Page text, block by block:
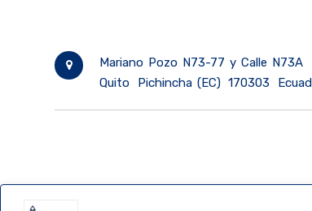
Mariano Pozo N73-77 y Calle N73A
Quito
Pichincha (EC) 170303